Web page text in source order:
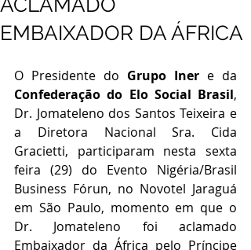
ACLAMADO
EMBAIXADOR DA ÁFRICA
O Presidente do Grupo Iner
Confederação do Elo Social Brasil,
Dr. Jomateleno dos Santos Teixeira e
a Diretora Nacional Sra. Cida
Gracietti, participaram nesta sexta
feira (29) do Evento Nigéria/Brasil
Business Fórun, no Novotel Jaraguá
em São Paulo, momento em que o
Dr. Jomateleno foi aclamado
Embaixador da África pelo Príncipe